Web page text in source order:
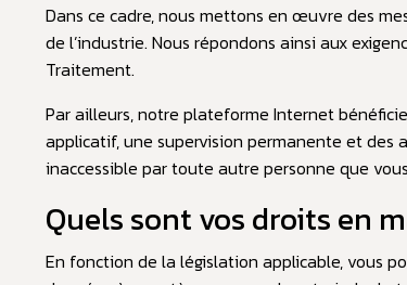
Dans ce cadre, nous mettons en œuvre des
de l’industrie. Nous répondons ainsi aux
Traitement.
Par ailleurs, notre plateforme Internet
applicatif, une supervision permanente et des
inaccessible par toute autre personne que
Quels sont vos droits en
En fonction de la législation applicable, vous